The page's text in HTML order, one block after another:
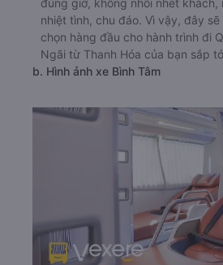
đúng giờ, không nhồi nhét khách,
nhiệt tình, chu đáo. Vì vậy, đây
chọn hàng đầu cho hành trình đi
Ngãi từ Thanh Hóa của bạn sắp
b. Hình ảnh xe Bình Tâm